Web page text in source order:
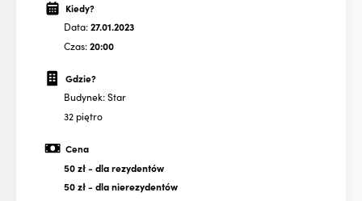
Kiedy?
Data:27.01.2023
Czas:20:00
Gdzie?
Budynek: Star
32 piętro
Cena
50 zł- dla rezydentów
50 zł- dla nierezydentów